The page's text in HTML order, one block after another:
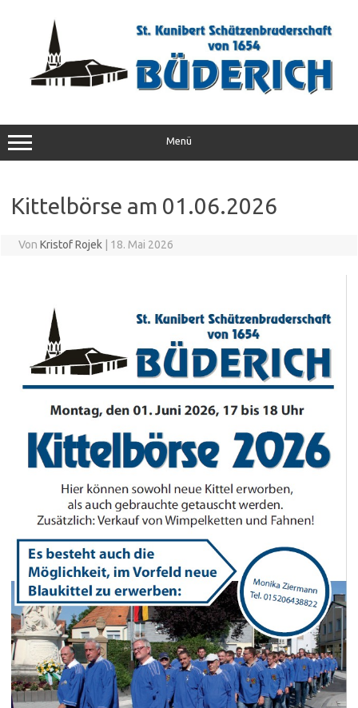
Menü
Kittelbörse am 01.06.2026
Von Kristof Rojek 18. Mai 2026